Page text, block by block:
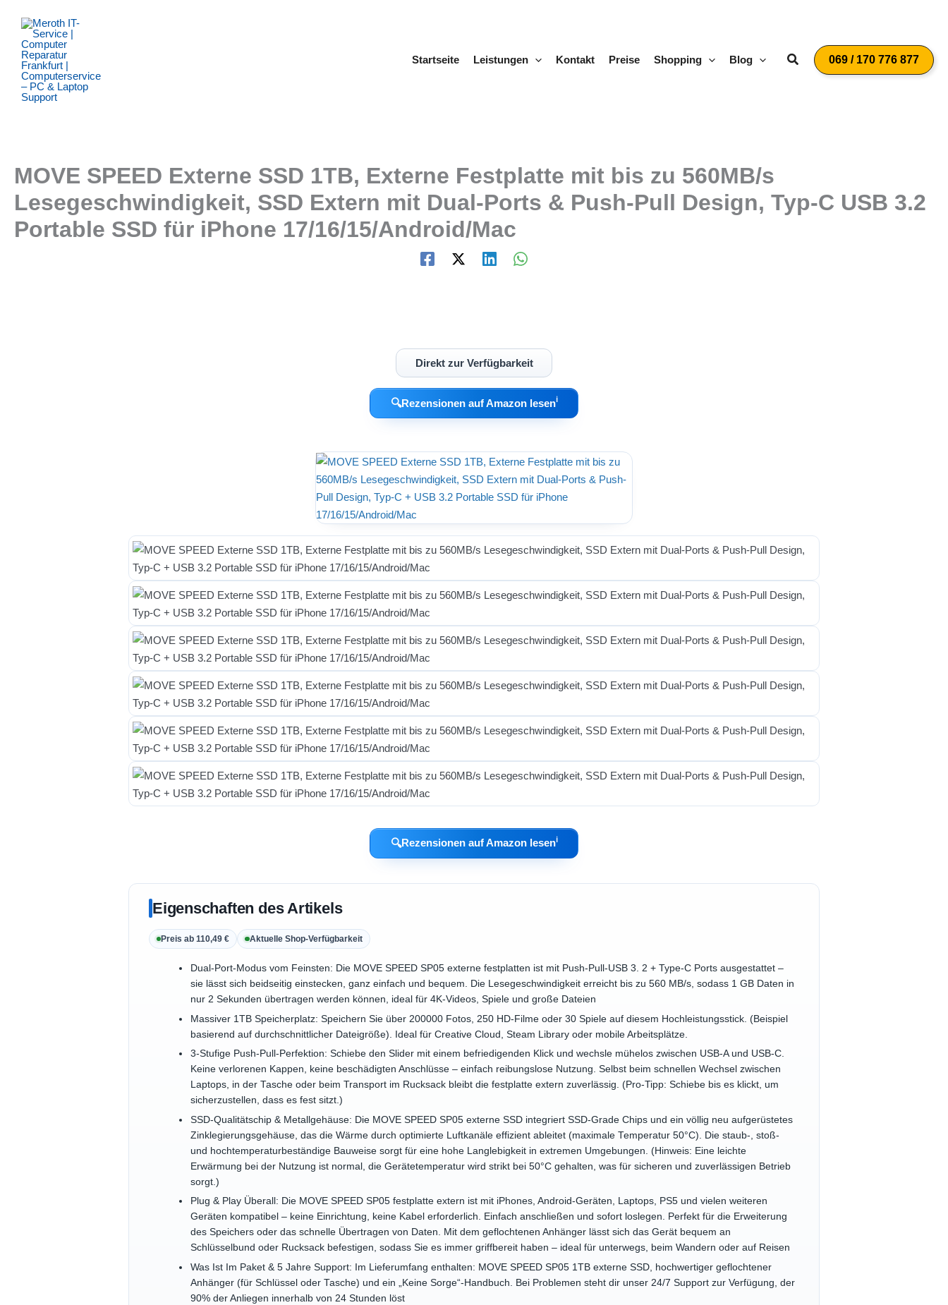
Inhalt
springen
Startseite
Leistungen Kontakt Preise Shopping Blog Suchen069 / 170 776 877
MOVE SPEED Externe SSD 1TB, Externe Festplatte mit bis zu 560MB/s
Lesegeschwindigkeit, SSD Extern mit Dual-Ports & Push-Pull Design, Typ-C USB 3.2
Portable SSD für iPhone 17/16/15/Android/Mac
Direkt zur Verfügbarkeit
🔍Rezensionen auf Amazon lesenℹ︎
🔍Rezensionen auf Amazon lesenℹ︎
Eigenschaften des Artikels
Preis ab 110,49 € Aktuelle Shop-Verfügbarkeit
Dual-Port-Modus vom Feinsten: Die MOVE SPEED SP05 externe festplatten ist mit Push-Pull-USB 3. 2 + Type-C Ports ausgestattet –
sie lässt sich beidseitig einstecken, ganz einfach und bequem. Die Lesegeschwindigkeit erreicht bis zu 560 MB/s, sodass 1 GB Daten in
nur 2 Sekunden übertragen werden können, ideal für 4K-Videos, Spiele und große Dateien
Massiver 1TB Speicherplatz: Speichern Sie über 200000 Fotos, 250 HD-Filme oder 30 Spiele auf diesem Hochleistungsstick. (Beispiel
basierend auf durchschnittlicher Dateigröße). Ideal für Creative Cloud, Steam Library oder mobile Arbeitsplätze.
3-Stufige Push-Pull-Perfektion: Schiebe den Slider mit einem befriedigenden Klick und wechsle mühelos zwischen USB-A und USB-C.
Keine verlorenen Kappen, keine beschädigten Anschlüsse – einfach reibungslose Nutzung. Selbst beim schnellen Wechsel zwischen
Laptops, in der Tasche oder beim Transport im Rucksack bleibt die festplatte extern zuverlässig. (Pro-Tipp: Schiebe bis es klickt, um
sicherzustellen, dass es fest sitzt.)
SSD-Qualitätschip & Metallgehäuse: Die MOVE SPEED SP05 externe SSD integriert SSD-Grade Chips und ein völlig neu aufgerüstetes
Zinklegierungsgehäuse, das die Wärme durch optimierte Luftkanäle effizient ableitet (maximale Temperatur 50°C). Die staub-, stoß-
und hochtemperaturbeständige Bauweise sorgt für eine hohe Langlebigkeit in extremen Umgebungen. (Hinweis: Eine leichte
Erwärmung bei der Nutzung ist normal, die Gerätetemperatur wird strikt bei 50°C gehalten, was für sicheren und zuverlässigen Betrieb
sorgt.)
Plug & Play Überall: Die MOVE SPEED SP05 festplatte extern ist mit iPhones, Android-Geräten, Laptops, PS5 und vielen weiteren
Geräten kompatibel – keine Einrichtung, keine Kabel erforderlich. Einfach anschließen und sofort loslegen. Perfekt für die Erweiterung
des Speichers oder das schnelle Übertragen von Daten. Mit dem geflochtenen Anhänger lässt sich das Gerät bequem an
Schlüsselbund oder Rucksack befestigen, sodass Sie es immer griffbereit haben – ideal für unterwegs, beim Wandern oder auf Reisen
Was Ist Im Paket & 5 Jahre Support: Im Lieferumfang enthalten: MOVE SPEED SP05 1TB externe SSD, hochwertiger geflochtener
Anhänger (für Schlüssel oder Tasche) und ein „Keine Sorge“-Handbuch. Bei Problemen steht dir unser 24/7 Support zur Verfügung, der
90% der Anliegen innerhalb von 24 Stunden löst